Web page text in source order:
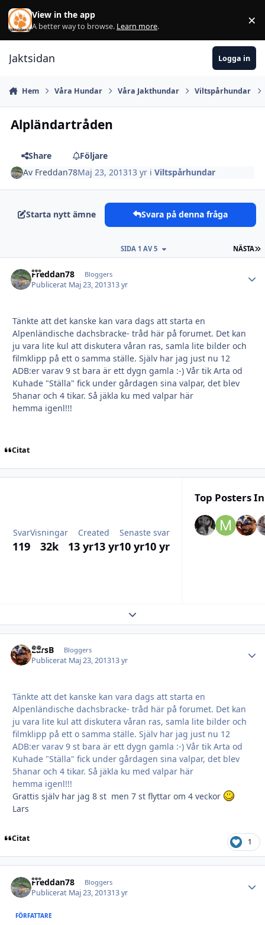
Hoppa till innehåll
View in the app
A better way to browse. Learn more. ×
Jaktsidan Logga in
Hem Våra Hundar Våra Jakthundar Viltspårhundar
Alpländartråden
Share
Följare
Av Freddan78Maj 23, 201313 yr iViltspårhundar
Starta nytt ämne Svara på denna fråga
NÄSTA
SIDA 1 AV 5
Freddan78 Bloggers
Publicerat Maj 23, 201313 yr
Tänkte att det kanske kan vara dags att starta en
Alpenländische dachsbracke- tråd här på forumet. Det kan
ju vara lite kul att diskutera våran ras, samla lite bilder och
filmklipp på ett o samma ställe. Själv har jag just nu 12
ADB:er varav 9 st bara är ett dygn gamla :-) Vår tik Arta od
Kuhade "Ställa" fick under gårdagen sina valpar, det blev
5hanar och 4 tikar. Så jäkla ku med valpar här
hemma igenl!!!
Citat
Svar
119
Visningar
32k
Created
13 yr13 yr
Senaste svar
10 yr10 yr
Top Posters
Expand topic overview
LarsB Bloggers
Publicerat Maj 23, 201313 yr
Tänkte att det kanske kan vara dags att starta en
Alpenländische dachsbracke- tråd här på forumet. Det kan
ju vara lite kul att diskutera våran ras, samla lite bilder och
filmklipp på ett o samma ställe. Själv har jag just nu 12
ADB:er varav 9 st bara är ett dygn gamla :-) Vår tik Arta od
Kuhade "Ställa" fick under gårdagen sina valpar, det blev
5hanar och 4 tikar. Så jäkla ku med valpar här
hemma igenl!!!
Grattis själv har jag 8 st men 7 st flyttar om 4 veckor
Lars
Citat 1
Freddan78 Bloggers
Publicerat Maj 23, 201313 yr
FÖRFATTARE